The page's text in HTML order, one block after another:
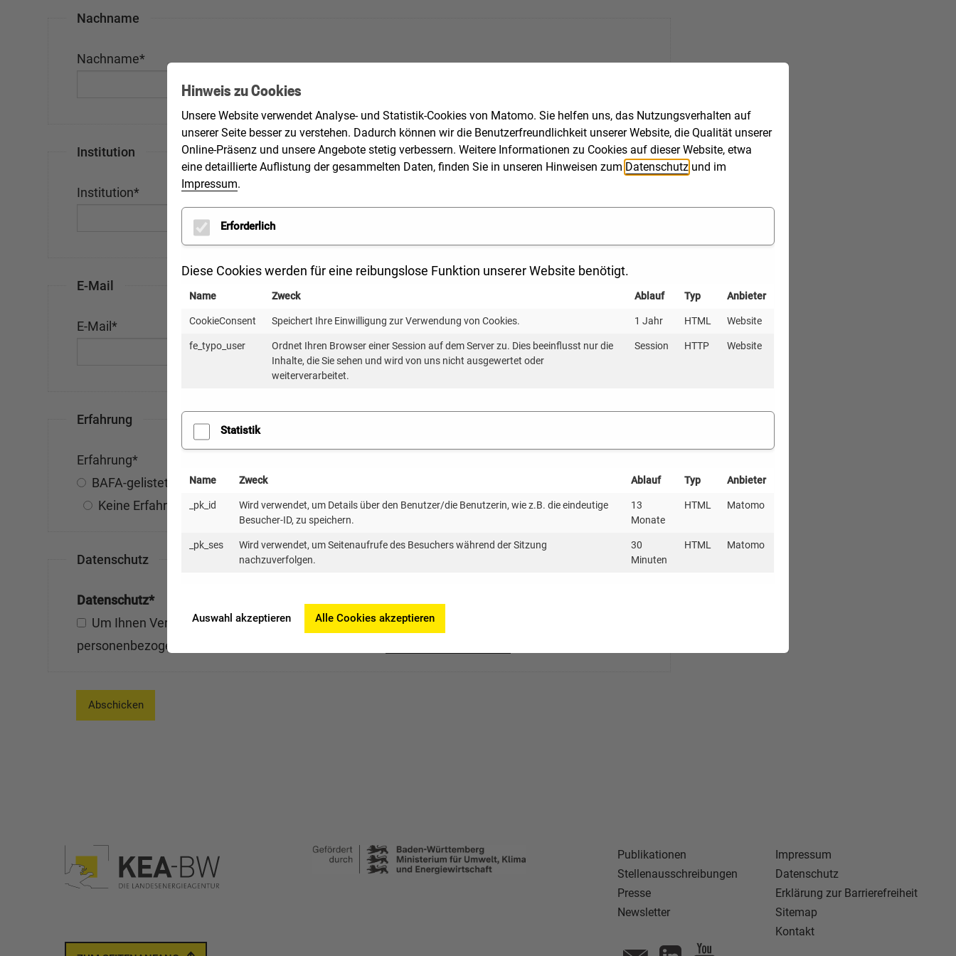
Nachname
Nachname*
Institution
Institution*
E-Mail
E-Mail*
Erfahrung
Erfahrung*
BAFA-gelistet
Erste Erfahrungen mit Contracting-Projekten
Keine Erfahrung mit Contracting-Projekten
Datenschutz
Datenschutz*
Um Ihnen Vergabeunterlagen zur Verfügung zu stellen, erheben und verarbeiten wir
personenbezogene Daten. Bitte lesen Sie auch unsere
Publikationen
Stellenausschreibungen
Presse
Newsletter
Impressum
Datenschutz
Erklärung zur Barrierefreiheit
Sitemap
Kontakt
Hinweis zu Cookies
Unsere Website verwendet Analyse- und Statistik-Cookies von Matomo. Sie helfen uns, das Nutzungsverhalten auf
unserer Seite besser zu verstehen. Dadurch können wir die Benutzerfreundlichkeit unserer Website, die Qualität unserer
Online-Präsenz und unsere Angebote stetig verbessern. Weitere Informationen zu Cookies auf dieser Website, etwa
eine detaillierte Auflistung der gesammelten Daten, finden Sie in unseren Hinweisen zum Datenschutz und im
Impressum.
Erforderlich
Diese Cookies werden für eine reibungslose Funktion unserer Website benötigt.
Name Zweck Ablauf Typ Anbieter
CookieConsent Speichert Ihre Einwilligung zur Verwendung von Cookies. 1 Jahr HTML Website
fe_typo_user
Ordnet Ihren Browser einer Session auf dem Server zu. Dies beeinflusst nur die
Inhalte, die Sie sehen und wird von uns nicht ausgewertet oder
weiterverarbeitet.
Session HTTP Website
Statistik
Name Zweck Ablauf Typ Anbieter
_pk_id
Wird verwendet, um Details über den Benutzer/die Benutzerin, wie z.B. die eindeutige
Besucher-ID, zu speichern.
13
Monate
HTML Matomo
_pk_ses
Wird verwendet, um Seitenaufrufe des Besuchers während der Sitzung
nachzuverfolgen.
30
Minuten
HTML Matomo
Auswahl akzeptieren Alle Cookies akzeptieren